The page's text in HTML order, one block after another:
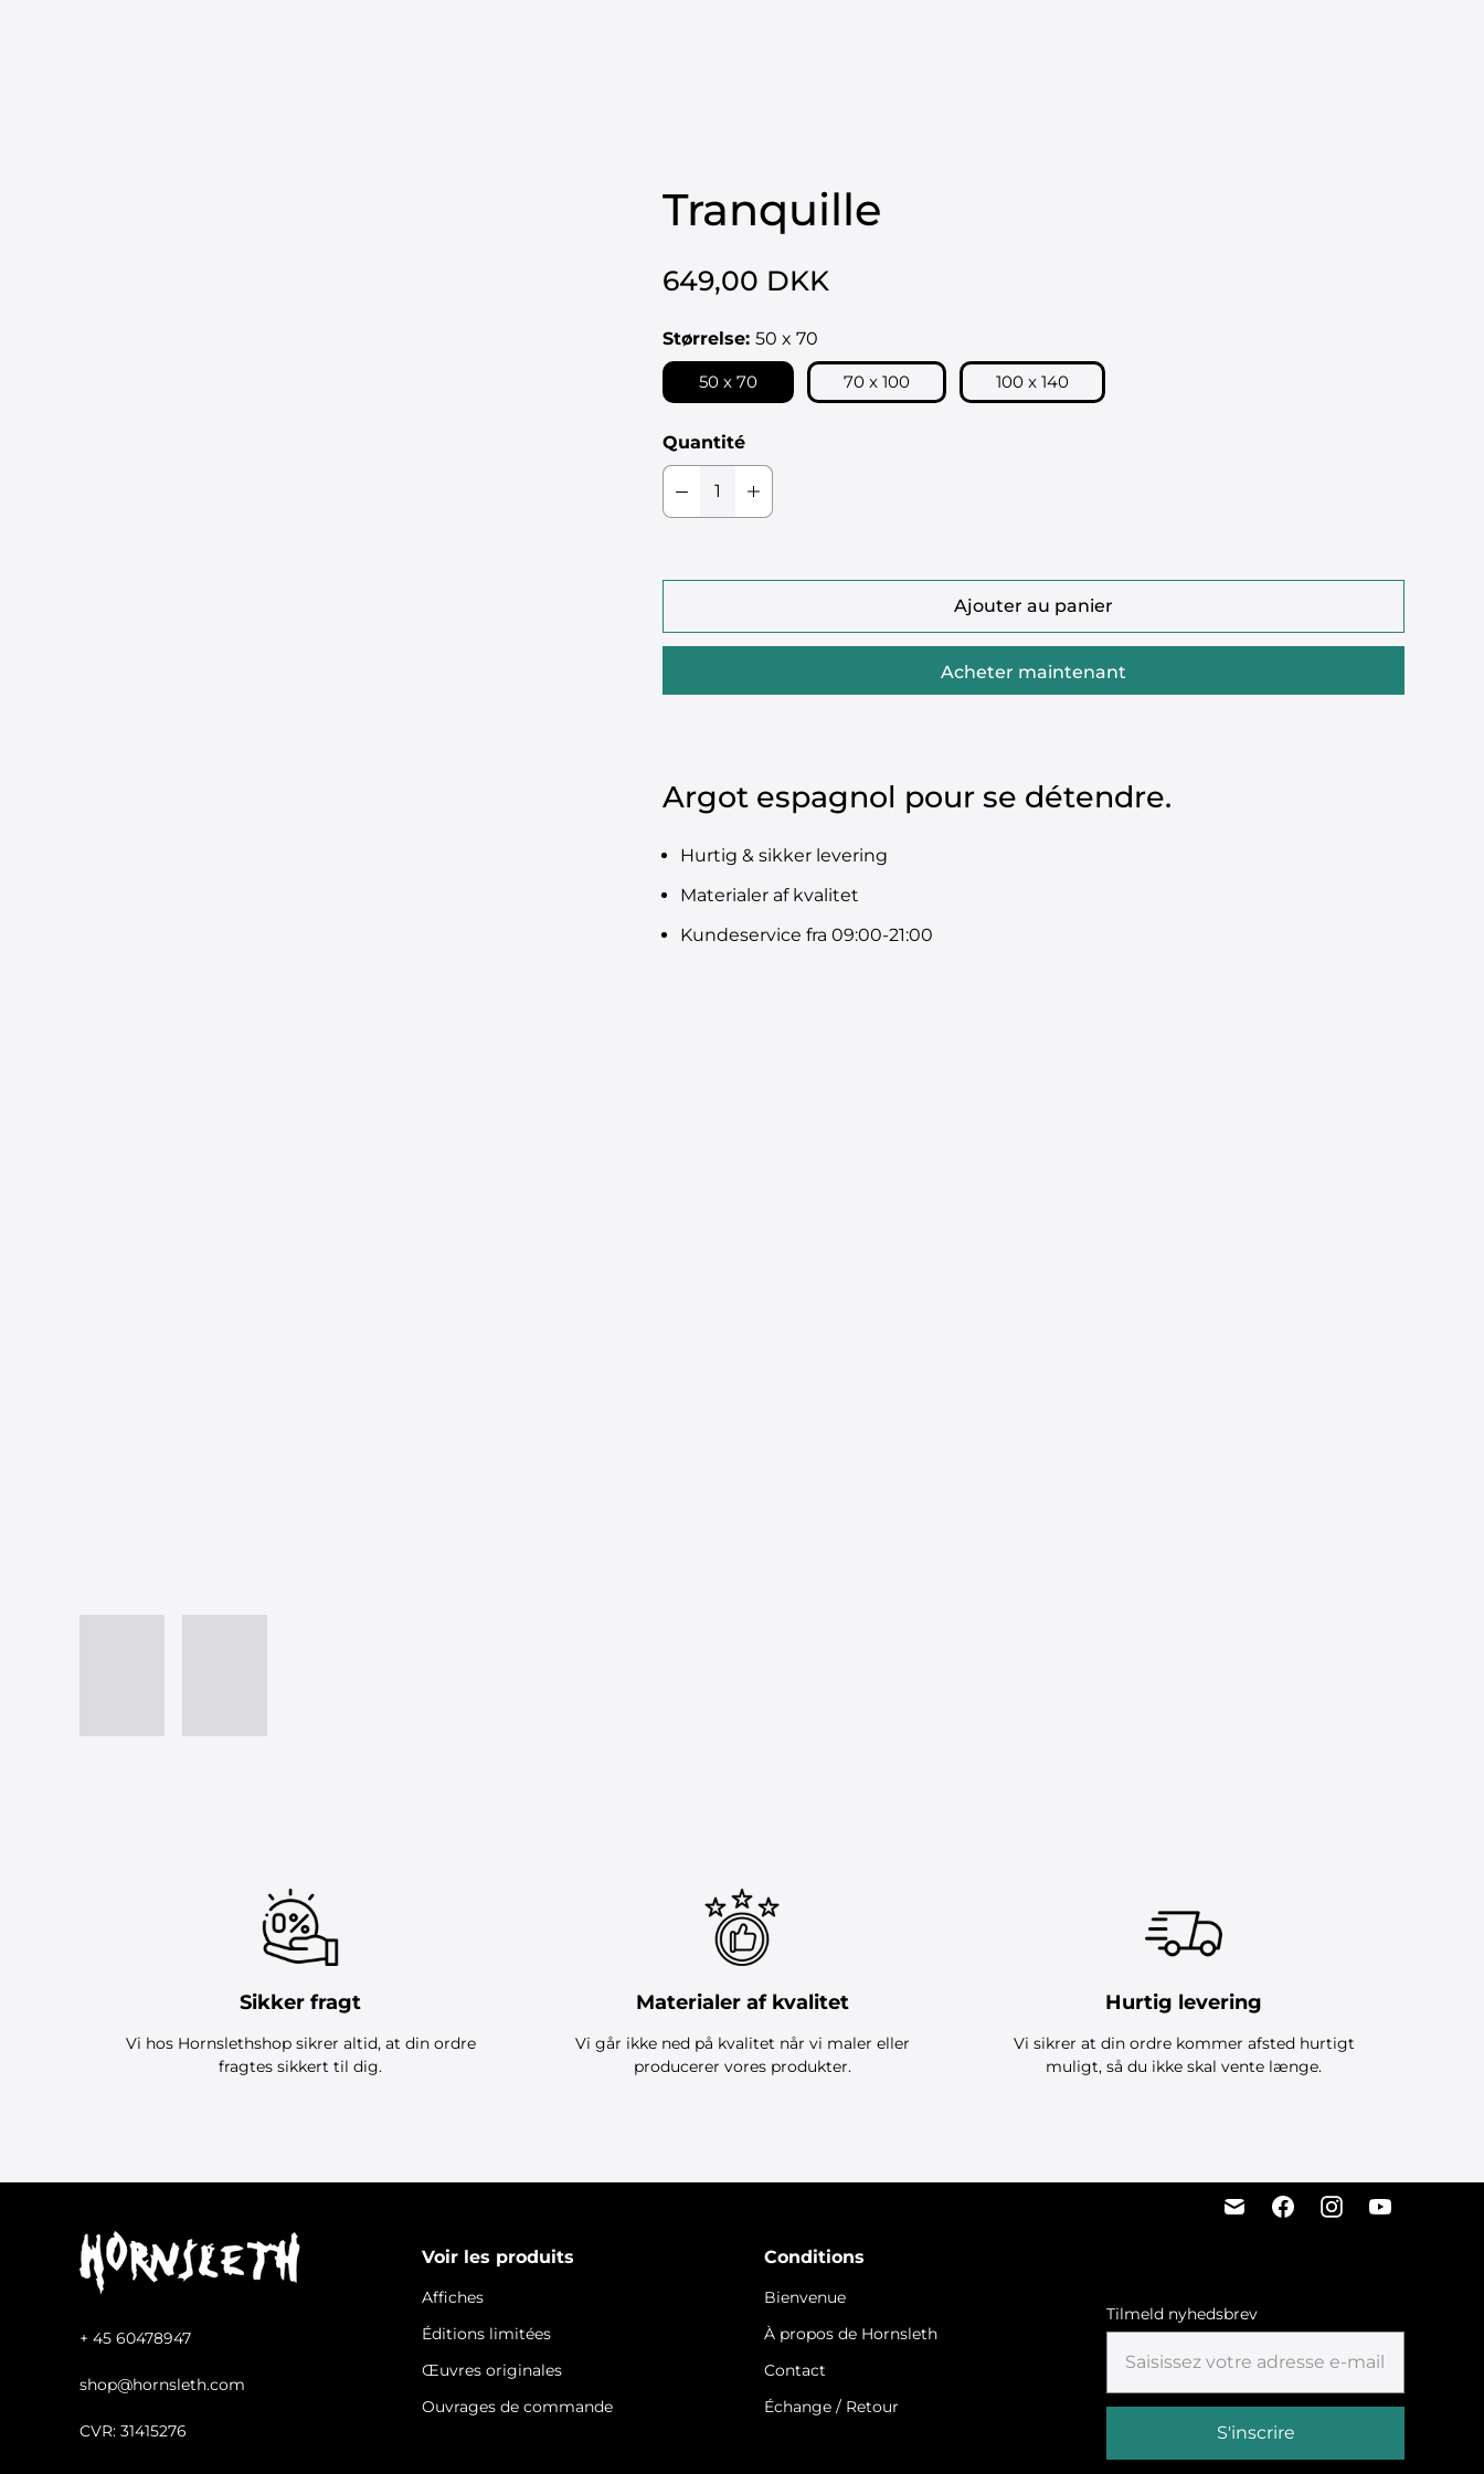
Tranquille
649,00 DKK
Størrelse: 50 x 70
50 x 70 70 x 100 100 x 140
Quantité
Ajouter au panier
Acheter maintenant
Argot espagnol pour se détendre.
Hurtig & sikker levering
Materialer af kvalitet
Kundeservice fra 09:00-21:00
Sikker fragt
Vi hos Hornslethshop sikrer altid, at din ordre
fragtes sikkert til dig.
Materialer af kvalitet
Vi går ikke ned på kvalitet når vi maler eller
producerer vores produkter.
Hurtig levering
Vi sikrer at din ordre kommer afsted hurtigt
muligt, så du ikke skal vente længe.
+ 45 60478947
shop@hornsleth.com
CVR: 31415276
Voir les produits
Affiches
Éditions limitées
Œuvres originales
Ouvrages de commande
Conditions
Bienvenue
À propos de Hornsleth
Contact
Échange / Retour
Tilmeld nyhedsbrev